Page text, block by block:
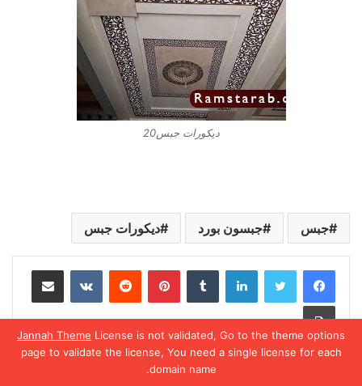
Jannah Theme License is not validated, Go to the theme options
page to validate the license, You need a single license for each
domain name.
ديكورات جبس20
جبس جبسون بورد ديكورات جبس
لينكدإن بينتيريست مشاركة عبر البريد
طباعة